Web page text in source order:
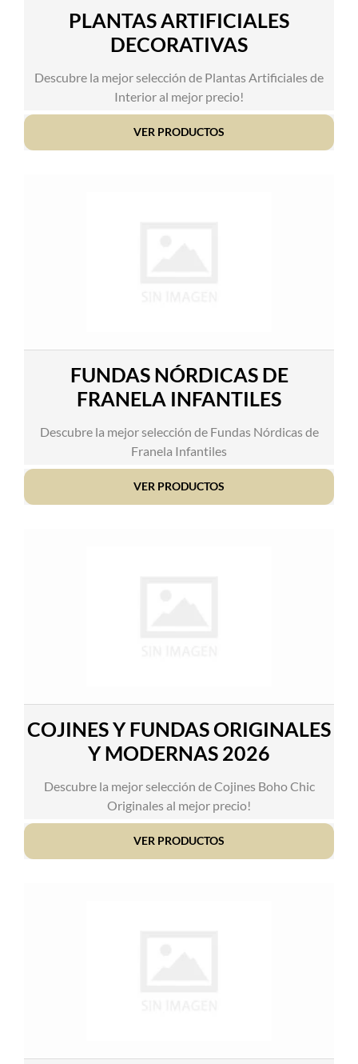
PLANTAS ARTIFICIALES
DECORATIVAS
Descubre la mejor selección de Plantas Artificiales de
Interior al mejor precio!
VER PRODUCTOS
FUNDAS NÓRDICAS DE
FRANELA INFANTILES
Descubre la mejor selección de Fundas Nórdicas de
Franela Infantiles
VER PRODUCTOS
COJINES Y FUNDAS ORIGINALES
Y MODERNAS 2026
Descubre la mejor selección de Cojines Boho Chic
Originales al mejor precio!
VER PRODUCTOS